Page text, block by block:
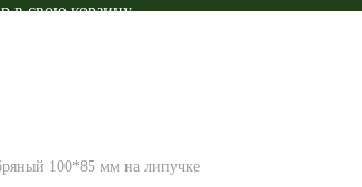
в свою корзину.
100*85 мм на липучке